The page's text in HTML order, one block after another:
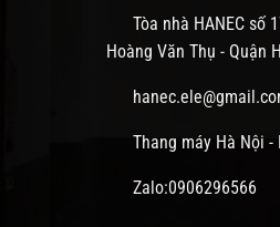
Tòa nhà HANEC số
Hoàng Văn Thụ - Quận
Thang máy Hà Nội -
Zalo:0906296566